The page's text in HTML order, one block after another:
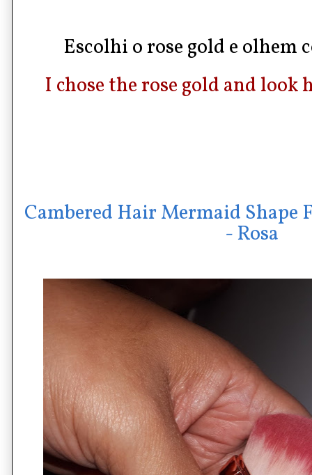
Escolhi o rose gold e olhem
I chose the rose gold and
Cambered Hair Mermaid Shape
- Rosa